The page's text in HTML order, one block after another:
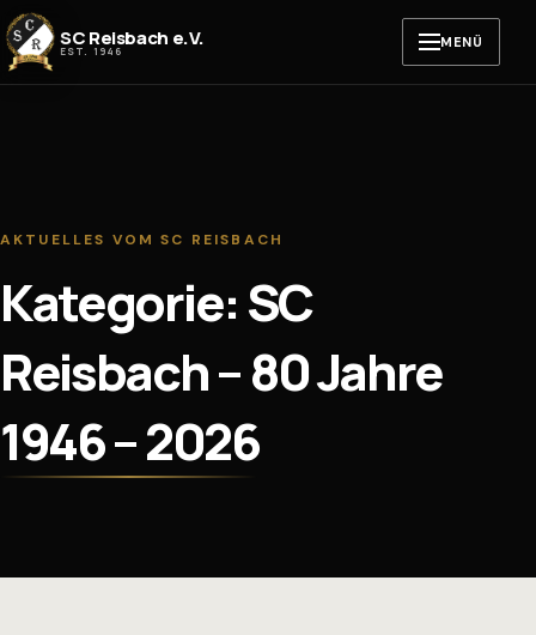
Zum Inhalt springen
SC Reisbach e.V.
EST. 1946 MENÜ
AKTUELLES VOM SC REISBACH
Kategorie: SC
Reisbach – 80 Jahre
1946 – 2026